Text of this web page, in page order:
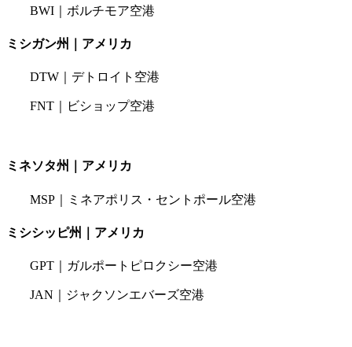
BWI｜ボルチモア空港
ミシガン州｜アメリカ
DTW｜デトロイト空港
FNT｜ビショップ空港
ミネソタ州｜アメリカ
MSP｜ミネアポリス・セントポール空港
ミシシッピ州｜アメリカ
GPT｜ガルポートピロクシー空港
JAN｜ジャクソンエバーズ空港